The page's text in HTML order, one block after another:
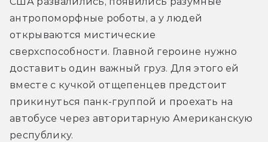
антропоморфные роботы, а у людей
открываются мистические
сверхспособности. Главной героине нужно
доставить один важный груз. Для этого ей
вместе с кучкой отщепенцев предстоит
прикинуться панк-группой и проехать на
автобусе через авторитарную Американскую
республику.